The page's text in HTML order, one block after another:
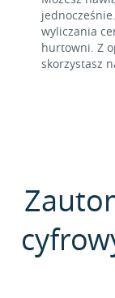
wyliczania
hurtowni. Z
skorzystasz